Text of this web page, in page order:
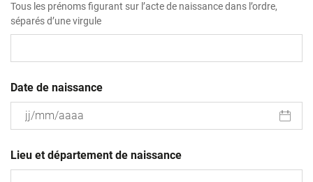
Tous les prénoms figurant sur l’acte de naissance dans l’ordre,
séparés d’une virgule
Date de naissance
slash
MM
Lieu et département de naissance